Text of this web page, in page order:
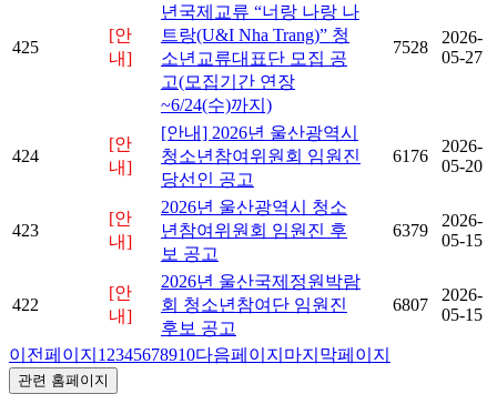
425
[안
내]
년국제교류 “너랑 나랑 나
트랑(U&I Nha Trang)” 청
소년교류대표단 모집 공
고(모집기간 연장
~6/24(수)까지)
7528
2026-
05-27
424
[안
내]
[안내] 2026년 울산광역시
청소년참여위원회 임원진
당선인 공고
6176
2026-
05-20
423
[안
내]
2026년 울산광역시 청소
년참여위원회 임원진 후
보 공고
6379
2026-
05-15
422
[안
내]
2026년 울산국제정원박람
회 청소년참여단 임원진
후보 공고
6807
2026-
05-15
이전페이지 1 2345678910다음페이지 마지막페이지
관련 홈페이지